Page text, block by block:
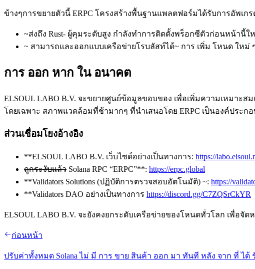
ข้างๆการขยายตัวนี้ ERPC โครงสร้างพื้นฐานแพลตฟอร์มได้รับการอัพเก
~ส่งถึง Rust- ผู้คุมระดับสูง กําลังทําการติดตั้งพร็อกซีตัวก่อนหน้า
~ สามารถและออกแบบเครือข่ายโรบลัสท์ได้~ การ เพิ่ม โหนด ให
การ ออก หาก ใน อนาคต
ELSOUL LABO B.V. จะขยายศูนย์ข้อมูลขอบของ เพื่อเพิ่มความเหมาะส
โดยเฉพาะ สภาพแวดล้อมที่ช้ามากๆ ที่นําเสนอโดย ERPC เป็นองค์ประ
ส่วนเชื่อมโยงอ้างอิง
**ELSOUL LABO B.V. เว็บไซด์อย่างเป็นทางการ: https://
ถูกระงับแล้ว Solana RPC “ERPC”**: https://erpc.global
**Validators Solutions (ปฏิบัติการตรวจสอบอัตโนมัติ) ~: https://
**Validators DAO อย่างเป็นทางการ https://discord.gg/C7ZQSrCkYR
ELSOUL LABO B.V. จะยังคงยกระดับเครือข่ายของโหนดทั่วโลก เพื่อ
ก่อนหน้า
ปรับค่าทั้งหมด Solana ไม่ มี การ ขาย สินค้า ออก มา ทันที หลัง จาก ที่ ไ